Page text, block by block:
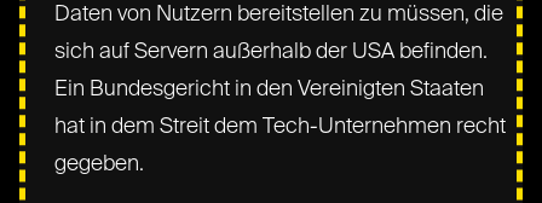
Daten von Nutzern bereitstellen zu müssen, die
sich auf Servern außerhalb der USA befinden.
Ein Bundesgericht in den Vereinigten Staaten
hat in dem Streit dem Tech-Unternehmen recht
gegeben.